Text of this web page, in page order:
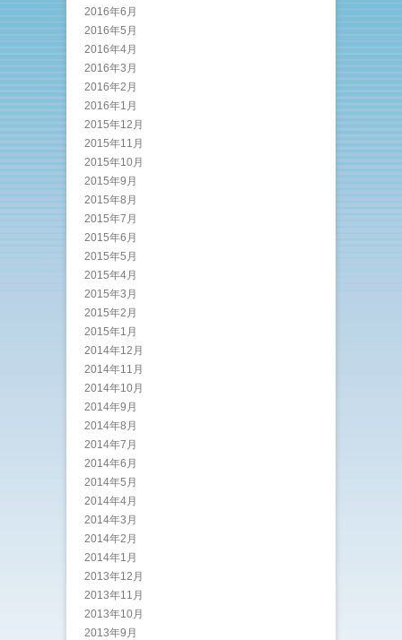
2016年6月
2016年5月
2016年4月
2016年3月
2016年2月
2016年1月
2015年12月
2015年11月
2015年10月
2015年9月
2015年8月
2015年7月
2015年6月
2015年5月
2015年4月
2015年3月
2015年2月
2015年1月
2014年12月
2014年11月
2014年10月
2014年9月
2014年8月
2014年7月
2014年6月
2014年5月
2014年4月
2014年3月
2014年2月
2014年1月
2013年12月
2013年11月
2013年10月
2013年9月